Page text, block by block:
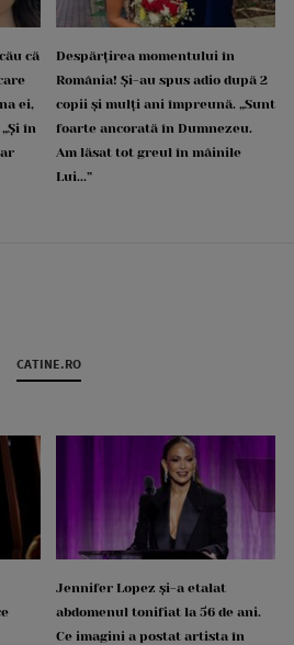
că
ei,
în
Despărțirea momentului în
România! Și-au spus adio după 2
copii și mulți ani împreună. „Sunt
foarte ancorată în Dumnezeu.
Am lăsat tot greul în mâinile
Lui...”
CATINE.RO
Jennifer Lopez și-a etalat
abdomenul tonifiat la 56 de ani.
Ce imagini a postat artista în